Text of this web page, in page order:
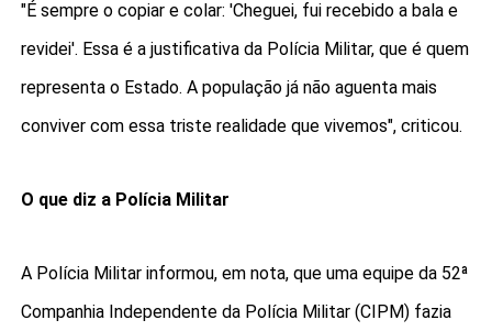
"É sempre o copiar e colar: 'Cheguei, fui recebido a bala e
revidei'. Essa é a justificativa da Polícia Militar, que é quem
representa o Estado. A população já não aguenta mais
conviver com essa triste realidade que vivemos", criticou.
O que diz a Polícia Militar
A Polícia Militar informou, em nota, que uma equipe da 52ª
Companhia Independente da Polícia Militar (CIPM) fazia